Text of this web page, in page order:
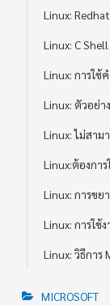
Linux:
Linux: C
Linux: การใช้
Linux: ตัวอย่า
Linux: ไม่สาม
Linux:ต้องกา
Linux: การขย
Linux: การใช้
Linux: วิธีการ
MICROSOFT